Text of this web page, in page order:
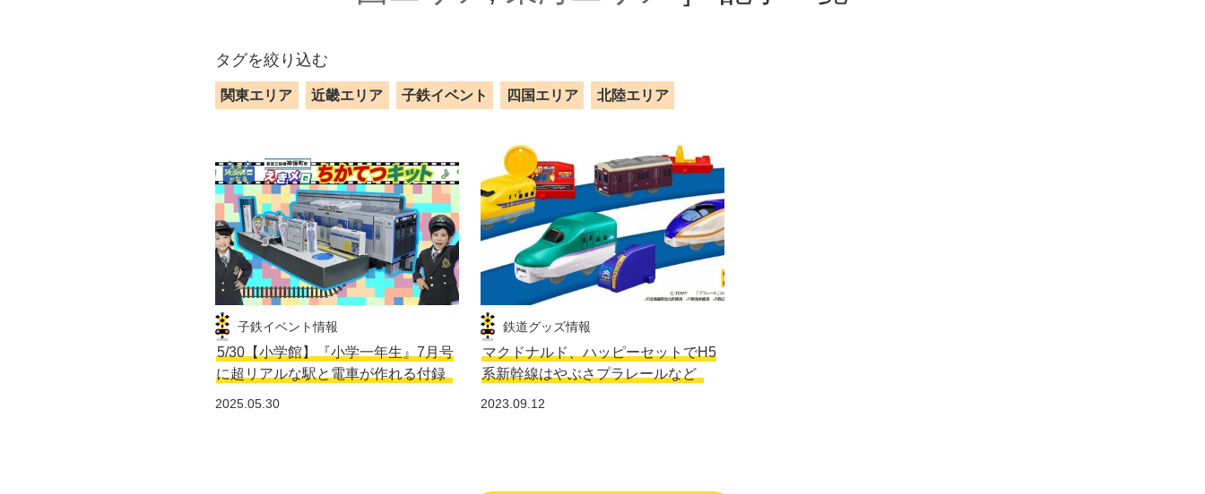
タグを絞り込む
関東エリア 近畿エリア 子鉄イベント 四国エリア 北陸エリア
子鉄イベント情報
5/30【小学館】『小学一年生』7月号
に超リアルな駅と電車が作れる付録
2025.05.30
鉄道グッズ情報
マクドナルド、ハッピーセットでH5
系新幹線はやぶさプラレールなど
2023.09.12